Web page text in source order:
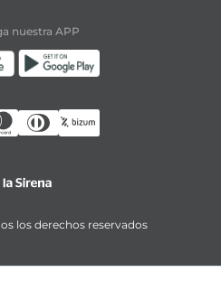
nuestra APP
los derechos reservados